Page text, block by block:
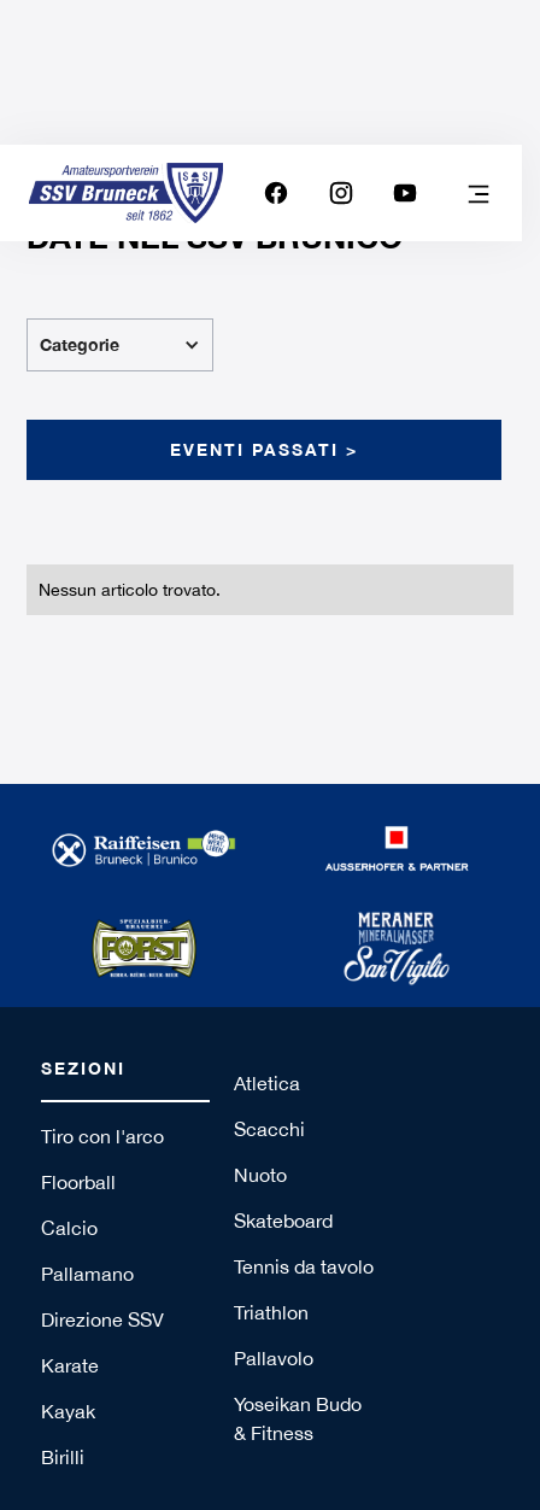
DATE NEL SSV BRUNICO
Categorie
EVENTI PASSATI >
Nessun articolo trovato.
SEZIONI
Tiro con l'arco
Floorball
Calcio
Pallamano
Direzione SSV
Karate
Kayak
Birilli
Atletica
Scacchi
Nuoto
Skateboard
Tennis da tavolo
Triathlon
Pallavolo
Yoseikan Budo
& Fitness